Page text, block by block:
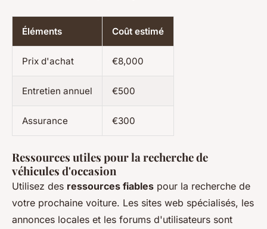
Éléments Coût estimé
Prix d'achat €8,000
Entretien annuel €500
Assurance €300
Ressources utiles pour la recherche de
véhicules d'occasion
Utilisez des ressources fiables pour la recherche de
votre prochaine voiture. Les sites web spécialisés, les
annonces locales et les forums d'utilisateurs sont